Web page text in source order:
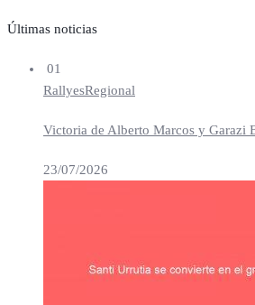
Últimas noticias
01
RallyesRegional
Victoria de Alberto Marcos y Garazi
23/07/2026